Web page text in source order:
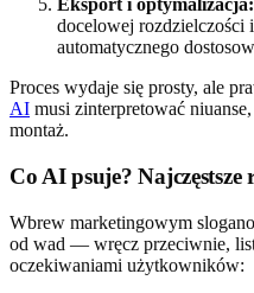
Eksport i optymalizacja:
docelowej rozdzielczości
automatycznego
Proces wydaje się prosty, ale
AI musi zinterpretować
montaż.
Co AI psuje? Najczęstsze
Wbrew marketingowym
od wad — wręcz przeciwnie,
oczekiwaniami użytkowników: